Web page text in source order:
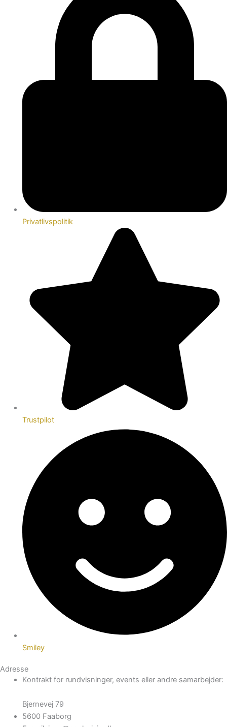
Privatlivspolitik
Trustpilot
Smiley
Adresse
Kontrakt for rundvisninger, events eller andre samarbejder:
Bjernevej 79
5600 Faaborg